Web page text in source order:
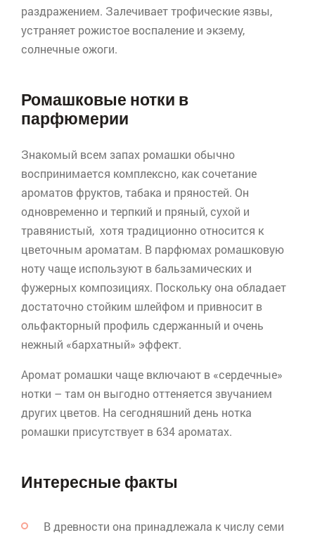
раздражением. Залечивает трофические язвы,
устраняет рожистое воспаление и экзему,
солнечные ожоги.
Ромашковые нотки в
парфюмерии
Знакомый всем запах ромашки обычно
воспринимается комплексно, как сочетание
ароматов фруктов, табака и пряностей. Он
одновременно и терпкий и пряный, сухой и
травянистый, хотя традиционно относится к
цветочным ароматам. В парфюмах ромашковую
ноту чаще используют в бальзамических и
фужерных композициях. Поскольку она обладает
достаточно стойким шлейфом и привносит в
ольфакторный профиль сдержанный и очень
нежный «бархатный» эффект.
Аромат ромашки чаще включают в «сердечные»
нотки – там он выгодно оттеняется звучанием
других цветов. На сегодняшний день нотка
ромашки присутствует в 634 ароматах.
Интересные факты
В древности она принадлежала к числу семи